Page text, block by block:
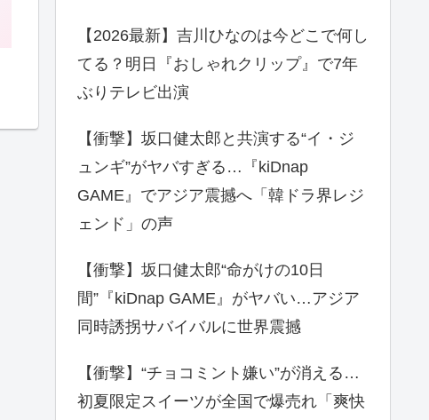
【2026最新】吉川ひなのは今どこで何し
てる？明日『おしゃれクリップ』で7年
ぶりテレビ出演
【衝撃】坂口健太郎と共演する“イ・ジ
ュンギ”がヤバすぎる…『kiDnap
GAME』でアジア震撼へ「韓ドラ界レジ
ェンド」の声
【衝撃】坂口健太郎“命がけの10日
間”『kiDnap GAME』がヤバい…アジア
同時誘拐サバイバルに世界震撼
【衝撃】“チョコミント嫌い”が消える…
初夏限定スイーツが全国で爆売れ「爽快